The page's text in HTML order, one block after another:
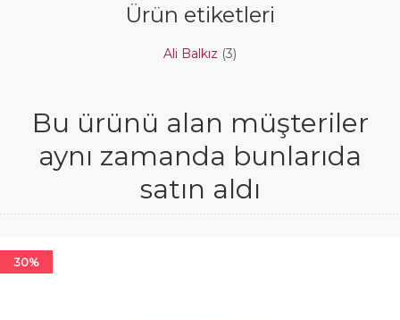
Ürün etiketleri
Ali Balkız (3)
Bu ürünü alan müşteriler
aynı zamanda bunlarıda
satın aldı
30%